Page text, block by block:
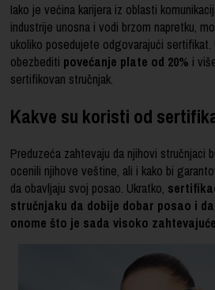
Iako je većina karijera iz oblasti
industrije unosna i vodi brzom napretku,
ukoliko posedujete odgovarajući sertifikat.
obezbediti povećanje plate od 20% i
sertifikovan stručnjak.
Kakve su koristi od
Preduzeća zahtevaju da njihovi stručnjaci
ocenili njihove veštine, ali i kako bi
da obavljaju svoj posao. Ukratko,
stručnjaku da dobije dobar posao i
onome što je sada visoko